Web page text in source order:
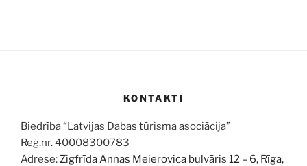
KONTAKTI
Biedrība “Latvijas Dabas tūrisma asociācija”
Reģ.nr. 40008300783
Adrese:Zigfrīda Annas Meierovica bulvāris 12 – 6, Rīga,